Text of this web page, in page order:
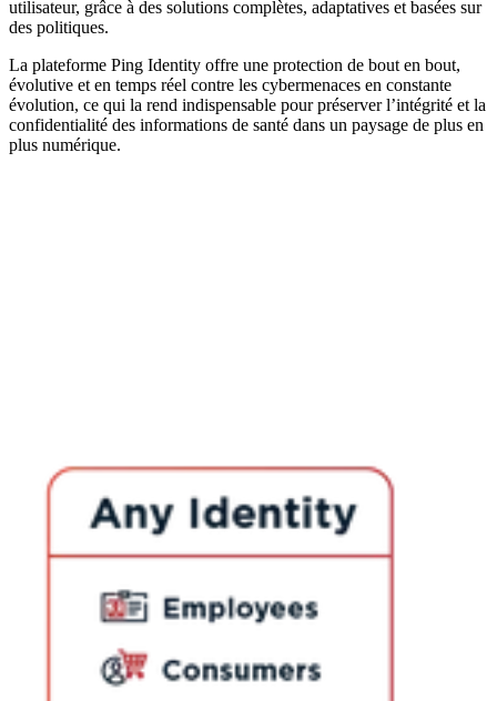
utilisateur, grâce à des solutions complètes, adaptatives et basées sur
des politiques.
La plateforme Ping Identity offre une protection de bout en bout,
évolutive et en temps réel contre les cybermenaces en constante
évolution, ce qui la rend indispensable pour préserver l’intégrité et la
confidentialité des informations de santé dans un paysage de plus en
plus numérique.